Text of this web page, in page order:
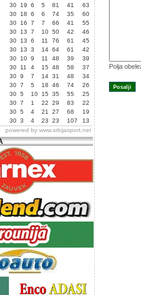
30 19 6 5 81 41
63
30 18 6 6 74 35
60
30 16 7 7 66 41
55
30 13 7 10 50 42
46
30 13 6 11 76 61
45
30 13 3 14 64 61
42
30 10 9 11 48 39
39
30 11 4 15 48 58
37
30 9 7 14 31 48
34
30 7 5 18 46 74
26
30 5 10 15 35 55
25
30 7 1 22 29 83
22
30 5 4 21 27 68
19
30 3 4 23 23 107
13
powered by www.srbijasport.net
Polja